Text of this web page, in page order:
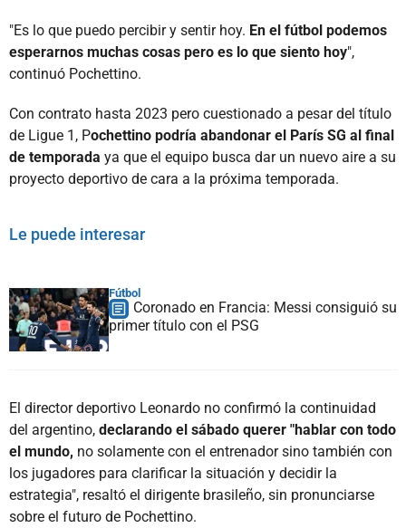
"Es lo que puedo percibir y sentir hoy. En el fútbol podemos
esperarnos muchas cosas pero es lo que siento hoy",
continuó Pochettino.
Con contrato hasta 2023 pero cuestionado a pesar del título
de Ligue 1, Pochettino podría abandonar el París SG al final
de temporada ya que el equipo busca dar un nuevo aire a su
proyecto deportivo de cara a la próxima temporada.
Le puede interesar
Fútbol
Coronado en Francia: Messi consiguió su
primer título con el PSG
El director deportivo Leonardo no confirmó la continuidad
del argentino, declarando el sábado querer "hablar con todo
el mundo, no solamente con el entrenador sino también con
los jugadores para clarificar la situación y decidir la
estrategia", resaltó el dirigente brasileño, sin pronunciarse
sobre el futuro de Pochettino.